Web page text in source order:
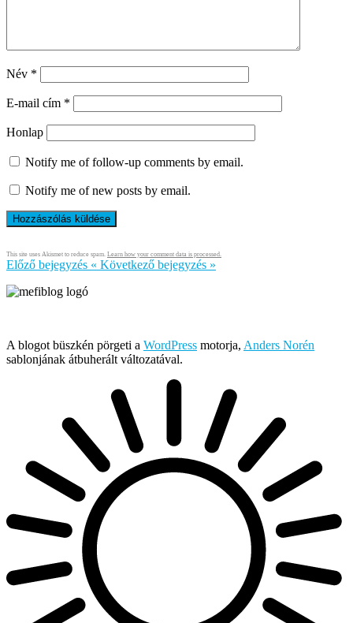
Név *
E-mail cím *
Honlap
Notify me of follow-up comments by email.
Notify me of new posts by email.
This site uses Akismet to reduce spam. Learn how your comment data is processed.
Előző bejegyzés « Következő bejegyzés »
A blogot büszkén pörgeti a WordPress motorja, Anders Norén
sablonjának átbuherált változatával.